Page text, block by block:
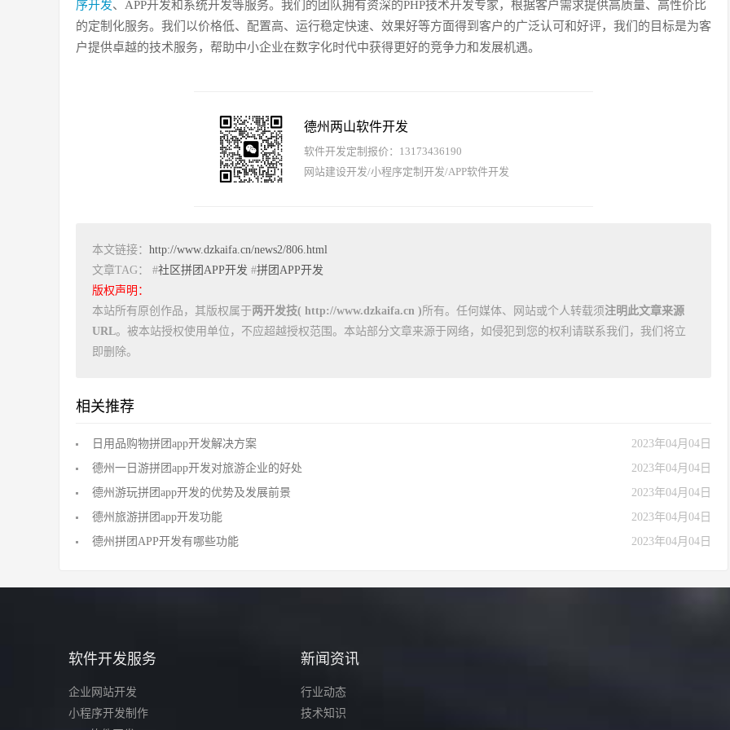
序开发、APP开发和系统开发等服务。我们的团队拥有资深的PHP技术开发专家，根据客户需求提供高质量、高性价比
的定制化服务。我们以价格低、配置高、运行稳定快速、效果好等方面得到客户的广泛认可和好评，我们的目标是为客
户提供卓越的技术服务，帮助中小企业在数字化时代中获得更好的竞争力和发展机遇。
德州两山软件开发
软件开发定制报价：13173436190
网站建设开发/小程序定制开发/APP软件开发
本文链接： http://www.dzkaifa.cn/news2/806.html
文章TAG： #社区拼团APP开发 #拼团APP开发
版权声明：
本站所有原创作品，其版权属于两开发技( http://www.dzkaifa.cn )所有。任何媒体、网站或个人转载须注明此文章来源
URL。被本站授权使用单位，不应超越授权范围。本站部分文章来源于网络，如侵犯到您的权利请联系我们，我们将立
即删除。
相关推荐
日用品购物拼团app开发解决方案
2023年04月04日
德州一日游拼团app开发对旅游企业的好处
2023年04月04日
德州游玩拼团app开发的优势及发展前景
2023年04月04日
德州旅游拼团app开发功能
2023年04月04日
德州拼团APP开发有哪些功能
2023年04月04日
软件开发服务
企业网站开发
小程序开发制作
新闻资讯
行业动态
技术知识